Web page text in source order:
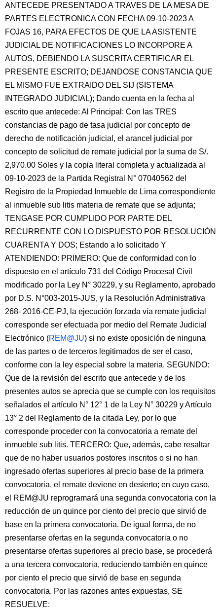
ANTECEDE PRESENTADO A TRAVES DE LA MESA DE
PARTES ELECTRONICA CON FECHA 09-10-2023 A
FOJAS 16, PARA EFECTOS DE QUE LA ASISTENTE
JUDICIAL DE NOTIFICACIONES LO INCORPORE A
AUTOS, DEBIENDO LA SUSCRITA CERTIFICAR EL
PRESENTE ESCRITO; DEJANDOSE CONSTANCIA QUE
EL MISMO FUE EXTRAIDO DEL SIJ (SISTEMA
INTEGRADO JUDICIAL); Dando cuenta en la fecha al
escrito que antecede: Al Principal: Con las TRES
constancias de pago de tasa judicial por concepto de
derecho de notificación judicial, el arancel judicial por
concepto de solicitud de remate judicial por la suma de S/.
2,970.00 Soles y la copia literal completa y actualizada al
09-10-2023 de la Partida Registral N° 07040562 del
Registro de la Propiedad Inmueble de Lima correspondiente
al inmueble sub litis materia de remate que se adjunta;
TENGASE POR CUMPLIDO POR PARTE DEL
RECURRENTE CON LO DISPUESTO POR RESOLUCIÓN
CUARENTA Y DOS; Estando a lo solicitado Y
ATENDIENDO: PRIMERO: Que de conformidad con lo
dispuesto en el artículo 731 del Código Procesal Civil
modificado por la Ley N° 30229, y su Reglamento, aprobado
por D.S. N°003-2015-JUS, y la Resolución Administrativa
268- 2016-CE-PJ, la ejecución forzada vía remate judicial
corresponde ser efectuada por medio del Remate Judicial
Electrónico (REM@JU) si no existe oposición de ninguna
de las partes o de terceros legitimados de ser el caso,
conforme con la ley especial sobre la materia. SEGUNDO:
Que de la revisión del escrito que antecede y de los
presentes autos se aprecia que se cumple con los requisitos
señalados el artículo N° 12° 1 de la Ley N° 30229 y Artículo
13° 2 del Reglamento de la citada Ley, por lo que
corresponde proceder con la convocatoria a remate del
inmueble sub litis. TERCERO: Que, además, cabe resaltar
que de no haber usuarios postores inscritos o si no han
ingresado ofertas superiores al precio base de la primera
convocatoria, el remate deviene en desierto; en cuyo caso,
el REM@JU reprogramará una segunda convocatoria con la
reducción de un quince por ciento del precio que sirvió de
base en la primera convocatoria. De igual forma, de no
presentarse ofertas en la segunda convocatoria o no
presentarse ofertas superiores al precio base, se procederá
a una tercera convocatoria, reduciendo también en quince
por ciento el precio que sirvió de base en segunda
convocatoria. Por las razones antes expuestas, SE
RESUELVE: